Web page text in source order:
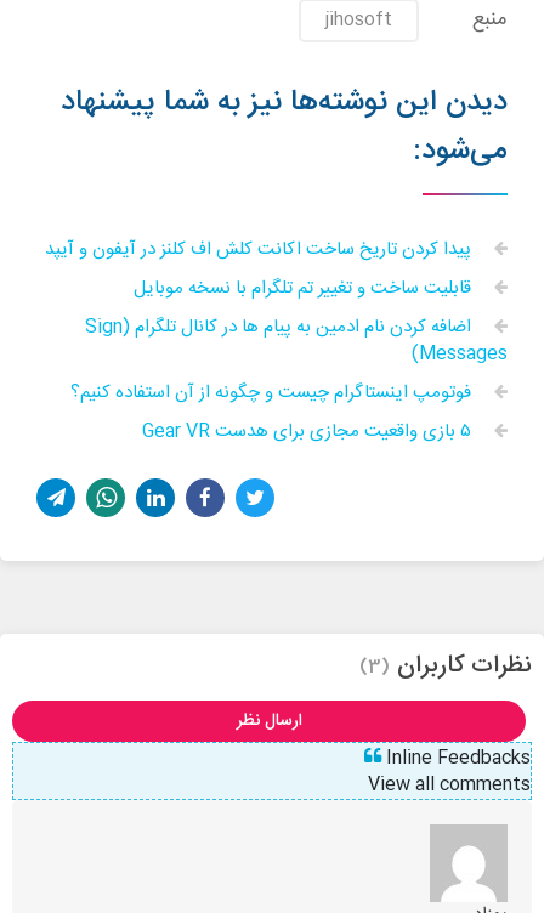
منبع jihosoft
دیدن این نوشته‌ها نیز به شما پیشنهاد
می‌شود:
پیدا کردن تاریخ ساخت اکانت کلش اف کلنز در آیفون و آیپد
قابلیت ساخت و تغییر تم تلگرام با نسخه موبایل
اضافه کردن نام ادمین به پیام ها در کانال تلگرام (Sign
Messages)
فوتومپ اینستاگرام چیست و چگونه از آن استفاده کنیم؟
نظرات کاربران (3)
ارسال نظر
Inline Feedbacks
View all comments